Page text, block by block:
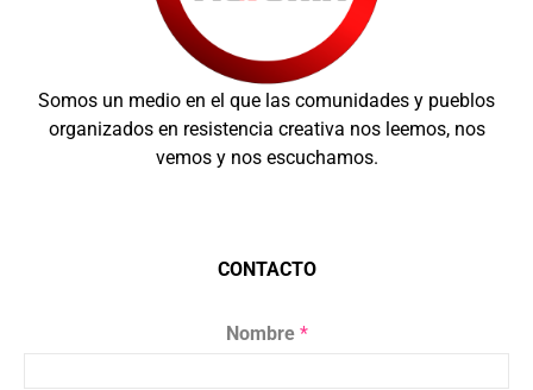
Somos un medio en el que las comunidades y pueblos
organizados en resistencia creativa nos leemos, nos
vemos y nos escuchamos.
CONTACTO
Nombre *